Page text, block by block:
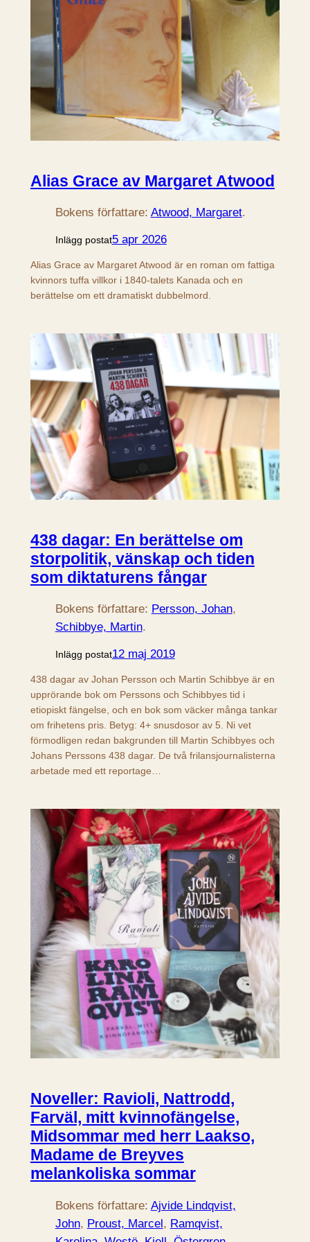
Alias Grace av Margaret Atwood
Bokens författare: Atwood, Margaret.
Inlägg postat5 apr 2026
Alias Grace av Margaret Atwood är en roman om fattiga
kvinnors tuffa villkor i 1840-talets Kanada och en
berättelse om ett dramatiskt dubbelmord.
438 dagar: En berättelse om
storpolitik, vänskap och tiden
som diktaturens fångar
Bokens författare: Persson, Johan
Schibbye, Martin.
Inlägg postat12 maj 2019
438 dagar av Johan Persson och Martin Schibbye är en
upprörande bok om Perssons och Schibbyes tid i
etiopiskt fängelse, och en bok som väcker många tankar
om frihetens pris. Betyg: 4+ snusdosor av 5. Ni vet
förmodligen redan bakgrunden till Martin Schibbyes och
Johans Perssons 438 dagar. De två frilansjournalisterna
arbetade med ett reportage…
Noveller: Ravioli, Nattrodd,
Farväl, mitt kvinnofängelse,
Midsommar med herr Laakso,
Madame de Breyves
melankoliska sommar
Bokens författare: Ajvide Lindqvist,
John, Proust, Marcel, Ramqvist,